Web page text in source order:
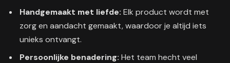
Handgemaakt met liefde: Elk product wordt met
zorg en aandacht gemaakt, waardoor je altijd iets
unieks ontvangt.
Persoonlijke benadering: Het team hecht veel